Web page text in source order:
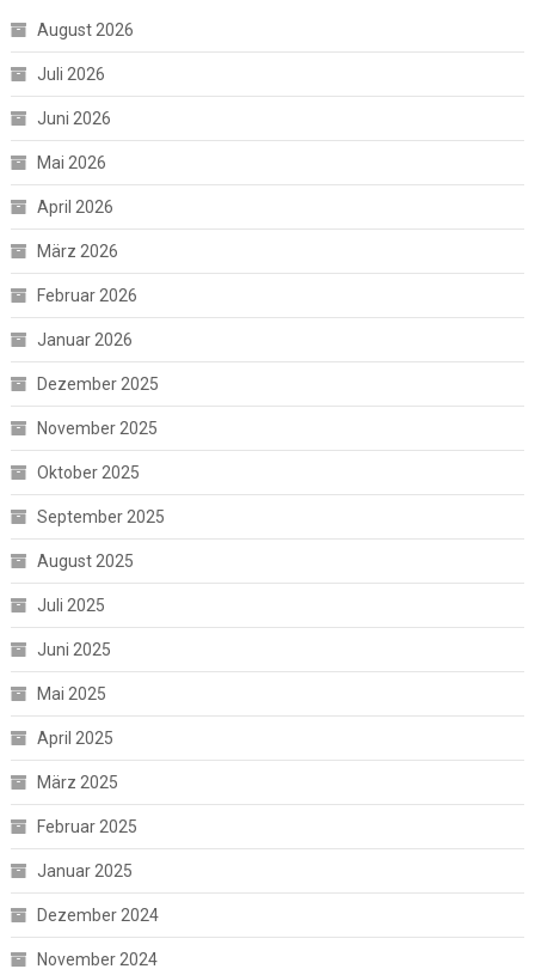
August 2026
Juli 2026
Juni 2026
Mai 2026
April 2026
März 2026
Februar 2026
Januar 2026
Dezember 2025
November 2025
Oktober 2025
September 2025
August 2025
Juli 2025
Juni 2025
Mai 2025
April 2025
März 2025
Februar 2025
Januar 2025
Dezember 2024
November 2024